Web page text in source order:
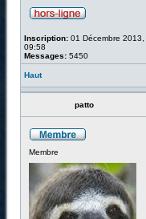
Inscription: 01 Décembre 2013,
09:58
Messages: 5450
Haut
patto
Membre